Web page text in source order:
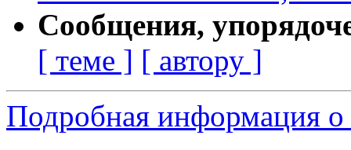
Сообщения,
[ теме ] [ автору ]
Подробная информация